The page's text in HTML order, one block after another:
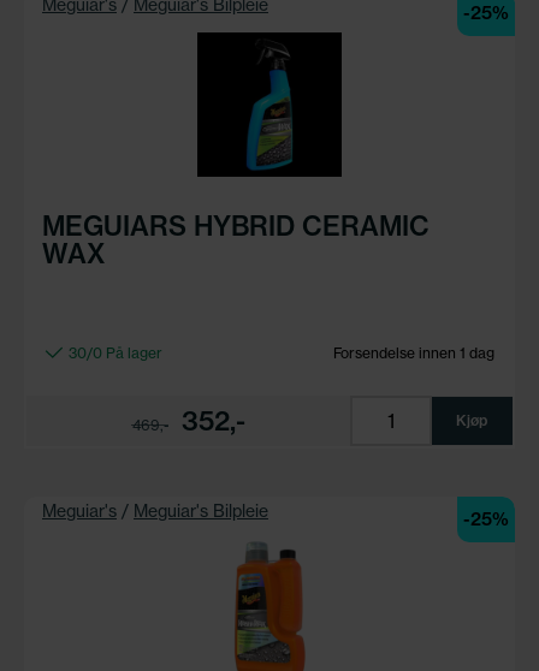
Meguiar's / Meguiar's Bilpleie -25%
MEGUIARS HYBRID CERAMIC
WAX
30/0 På lager Forsendelse innen 1 dag
469,-352,- Kjøp
Meguiar's / Meguiar's Bilpleie -25%